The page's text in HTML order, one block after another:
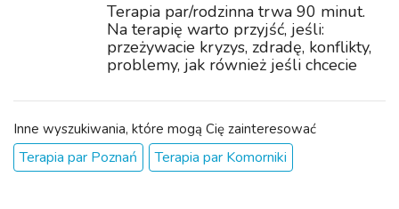
Terapia par/rodzinna trwa 90 minut.
Na terapię warto przyjść, jeśli:
przeżywacie kryzys, zdradę, konflikty,
problemy, jak również jeśli chcecie
nauczyć się porozumiewać, wyrażać
emocje i potrzeby, odczuwacie
wypalen...
Inne wyszukiwania, które mogą Cię zainteresować
Terapia par Poznań Terapia par Komorniki